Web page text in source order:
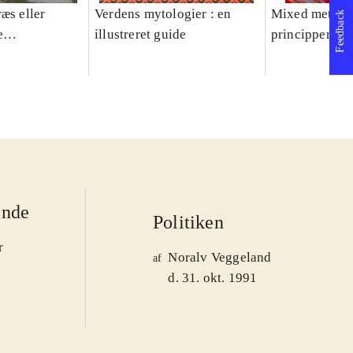
eller
Verdens mytologier : en
illustreret guide
Mixed
principper og
Politiken
af Noralv Veggeland
d. 31. okt. 1991
Feedback